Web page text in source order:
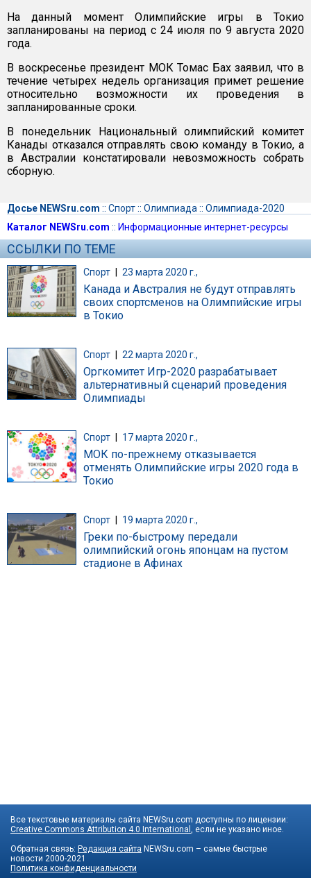
На данный момент Олимпийские игры в Токио
запланированы на период с 24 июля по 9 августа 2020
года.
В воскресенье президент МОК Томас Бах заявил, что в
течение четырех недель организация примет решение
относительно возможности их проведения в
запланированные сроки.
В понедельник Национальный олимпийский комитет
Канады отказался отправлять свою команду в Токио, а
в Австралии констатировали невозможность собрать
сборную.
Досье NEWSru.com :: Спорт:: Олимпиада :: Олимпиада-2020
Каталог NEWSru.com :: Информационные интернет-ресурсы
ССЫЛКИ ПО ТЕМЕ
Спорт | 23 марта 2020 г.,
Канада и Австралия не будут отправлять
своих спортсменов на Олимпийские игры
в Токио
Спорт 22 марта 2020 г.,
Оргкомитет Игр-2020 разрабатывает
альтернативный сценарий проведения
Олимпиады
Спорт 17 марта 2020 г.,
МОК по-прежнему отказывается
отменять Олимпийские игры 2020 года в
Токио
Спорт 19 марта 2020 г.,
Греки по-быстрому передали
олимпийский огонь японцам на пустом
стадионе в Афинах
Все текстовые материалы сайта NEWSru.com доступны по лицензии:
Creative Commons Attribution 4.0 International
, если не указано иное.
Обратная связь: Редакция сайта NEWSru.com – самые быстрые
новости 2000-2021
Политика конфиденциальности